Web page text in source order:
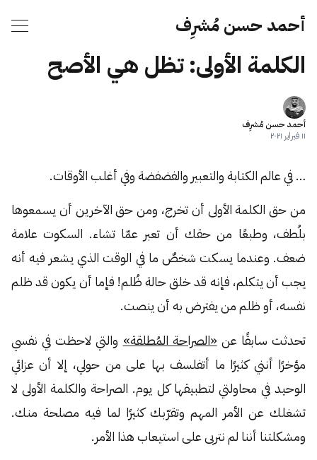
أحمد حسن مُشرِف
الكلمة الأولى: تظل هي الأصح
أحمد حسن مُشرِف
١١ فبراير ٢٠٢١
… في عالم الكتابة والتعبير والفضفضة وفي أغلب الأوقات.
من حق الكلمة الأولى أن تخرج، ومن حق الآخرين أن يسمعوها
بلُطف، وطبعًا من حقك أن تعبر عمّا تشاء. السكوت علامة
ضعف. وعندما يسكت شخصٌ ما في الوقت الذي يشعر فيه أنه
يجب أن يتكلم، فإنه قد خلق حالة ظُلم! فإما أن يكون قد ظلم
نفسه، أو ظلم من يفترض به أن ينصت.
تحدثت سابقًا عن «الصراحة المُطلقة» والتي لاحظت في نفسي
مؤخرًا أنني كثيرًا ما أتفلسف بها على من حولي، إلا أن عزائي
الوحيد في محاولتي لتطبيقها كل يوم. الصراحة والكلمة الأولى لا
تشغلك عن الأمر المهم وتقرّبك كثيرًا لما فيه مصلحة منك.
ومشكلتنا أننا لم نتربى على استيعاب هذا الأمر.